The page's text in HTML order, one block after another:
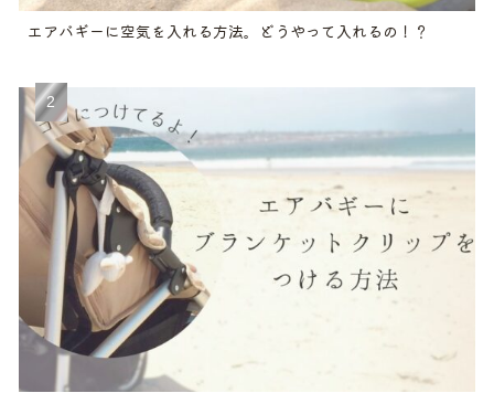
エアバギーに空気を入れる方法。どうやって入れるの！？